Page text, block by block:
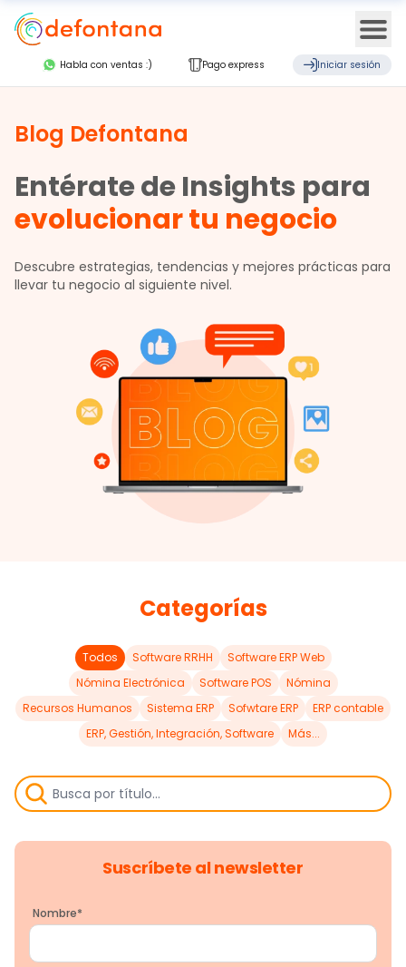
Habla con ventas :) Pago express Iniciar sesión
Blog Defontana
Entérate de Insights para
evolucionar tu negocio
Descubre estrategias, tendencias y mejores prácticas para
llevar tu negocio al siguiente nivel.
Categorías
Todos Software RRHH
Software ERP Web
Nómina Electrónica
Software POS
Nómina
Recursos Humanos
Sistema ERP Sofwtare ERP
ERP contable
ERP, Gestión, Integración, Software
Más...
Suscríbete al newsletter
Nombre*